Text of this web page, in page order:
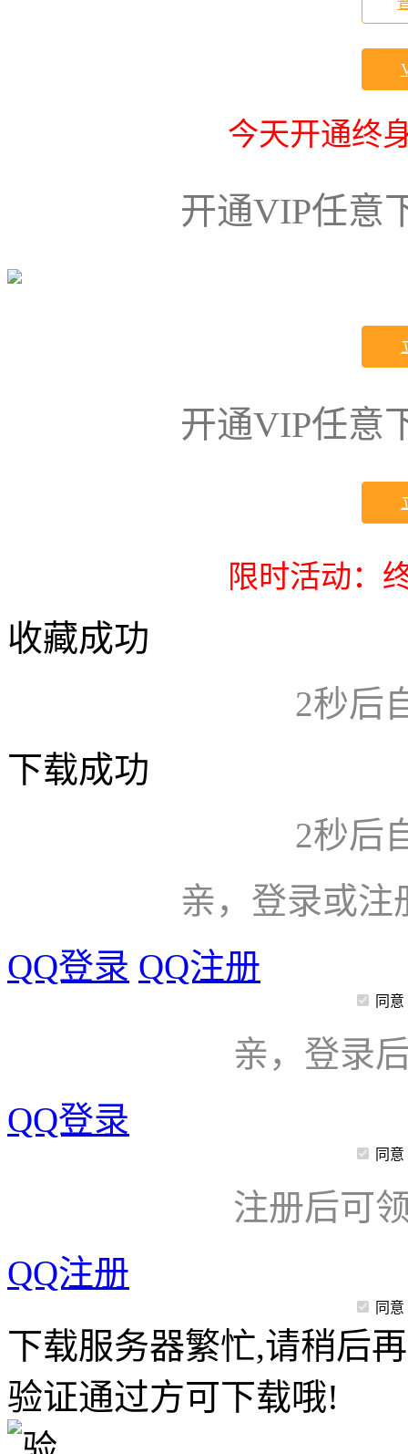
今天开通终
开通VIP任意
开通VIP任意
限时活动：
收藏成功
2秒后
下载成功
2秒后
亲，登录或注
QQ登录 QQ注册
同意
亲，登录
QQ登录
同意
注册后可
QQ注册
同意
下载服务器繁忙,请稍后
验证通过方可下载哦!